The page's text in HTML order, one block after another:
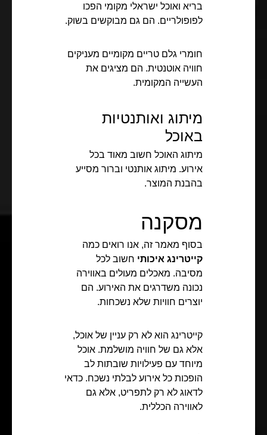
בריא ואוכל ישראלי מקומי הפכו
לפופולריים. הם גם מבוקשים בשוק.
חומרי גלם טריים מקומיים מעניקים
חוויה אוטנטית. הם מציגים את
העשייה המקומית.
מיתוג ואותנטיות
באוכל
מיתוג האוכל חשוב מאוד בכל
אירוע. מיתוג אותנטי וברור מסייע
בהבנת המוצר.
מסקנה
בסוף מאמר זה, אנו רואים כמה
קייטרינג איכותי חשוב לכל
מסיבה. מאכלים מעולים באווירה
נכונה משדרגים את האירוע. הם
יוצרים חוויות שלא נשכחות.
קייטרינג הוא לא רק עניין של אוכל,
אלא גם של חוויה מושלמת. אוכל
מיוחד עם פעילויות שובתות לב
הופכות כל אירוע לבלתי נשכח. כדאי
לדאוג לא רק לתפריט, אלא גם
לאווירה הכללית.